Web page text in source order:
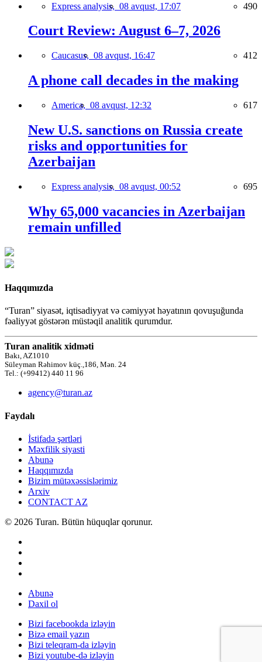
Express analysis, 08 avqust, 17:07 490
Court Review: August 6–7, 2026
Caucasus, 08 avqust, 16:47 412
A phone call decades in the making
America, 08 avqust, 12:32 617
New U.S. sanctions on Russia create
risks and opportunities for
Azerbaijan
Express analysis, 08 avqust, 00:52 695
Why 65,000 vacancies in Azerbaijan
remain unfilled
Haqqımızda
“Turan” siyasət, iqtisadiyyat və cəmiyyət həyatının qovuşuğunda
fəaliyyət göstərən müstəqil analitik qurumdur.
Turan analitik xidməti
Bakı, AZ1010
Süleyman Rəhimov küç.,186, Mən. 24
Tel.: (+99412) 440 11 96
agency@turan.az
Faydalı
İstifadə şərtləri
Məxfilik siyasti
Abunə
Haqqımızda
Bizim mütəxəssislərimiz
Arxiv
CONTACT AZ
© 2026 Turan. Bütün hüquqlar qorunur.
Abunə
Daxil ol
Bizi facebookda izləyin
Bizə email yazın
Bizi teleqram-da izləyin
Bizi youtube-də izləyin